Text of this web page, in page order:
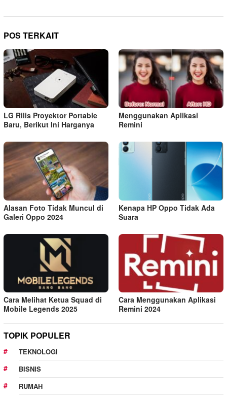
POS TERKAIT
LG Rilis Proyektor Portable
Baru, Berikut Ini Harganya
Menggunakan Aplikasi
Remini
Alasan Foto Tidak Muncul di
Galeri Oppo 2024
Kenapa HP Oppo Tidak Ada
Suara
Cara Melihat Ketua Squad di
Mobile Legends 2025
Cara Menggunakan Aplikasi
Remini 2024
TOPIK POPULER
TEKNOLOGI
BISNIS
RUMAH